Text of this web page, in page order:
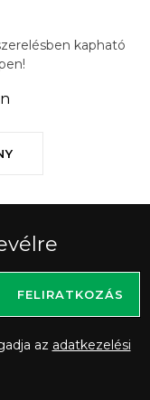
kapható
az adatkezelési
FELIRATKOZÁS